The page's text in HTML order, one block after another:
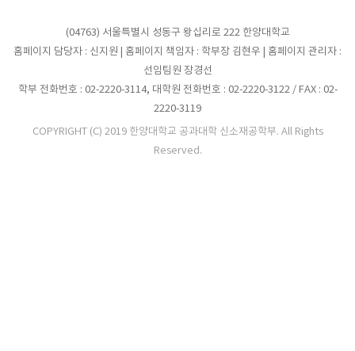
(04763) 서울특별시 성동구 왕십리로 222 한양대학교
홈페이지 담당자 : 신지원 | 홈페이지 책임자 : 학부장 김현우 | 홈페이지 관리자 :
선임팀원 장경선
학부 전화번호 : 02-2220-3114, 대학원 전화번호 : 02-2220-3122 / FAX : 02-
2220-3119
COPYRIGHT (C) 2019 한양대학교 공과대학 신소재공학부. All Rights
Reserved.